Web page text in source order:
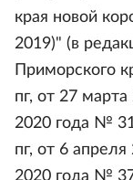
края новой
2019)" (в
Приморского
пг, от 27
2020 года №
пг, от 6
2020 года №